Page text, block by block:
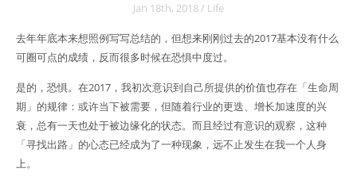
Jan 18th, 2018/ Life
去年年底本来想照例写写总结的，但想来刚刚过去的2017基本没有什么
可圈可点的成绩，反而很多时候在恐惧中度过。
是的，恐惧。在2017，我初次意识到自己所提供的价值也存在「生命周
期」的规律：或许当下被需要，但随着行业的更迭、增长加速度的兴
衰，总有一天也处于被边缘化的状态。而且经过有意识的观察，这种
「寻找出路」的心态已经成为了一种现象，远不止发生在我一个人身
上。